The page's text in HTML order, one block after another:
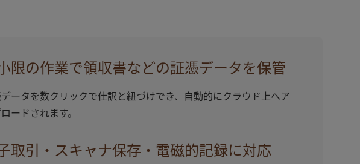
限の作業で領収書などの証憑データを保管
ータを数クリックで仕訳と紐づけでき、自動的にクラウド上へア
ードされます。
取引・スキャナ保存・電磁的記録に対応